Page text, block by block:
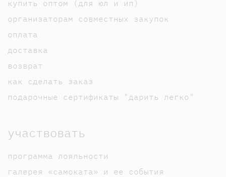
купить оптом (для юл и ип)
организаторам совместных закупок
оплата
доставка
возврат
как сделать заказ
подарочные сертификаты "дарить легко"
участвовать
программа лояльности
галерея «самоката» и ее события